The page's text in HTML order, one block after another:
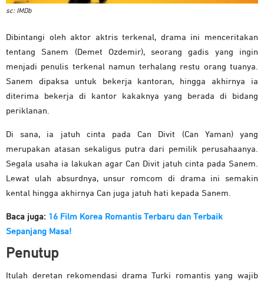
sc: IMDb
Dibintangi oleh aktor aktris terkenal, drama ini menceritakan
tentang Sanem (Demet Ozdemir), seorang gadis yang ingin
menjadi penulis terkenal namun terhalang restu orang tuanya.
Sanem dipaksa untuk bekerja kantoran, hingga akhirnya ia
diterima bekerja di kantor kakaknya yang berada di bidang
periklanan.
Di sana, ia jatuh cinta pada Can Divit (Can Yaman) yang
merupakan atasan sekaligus putra dari pemilik perusahaanya.
Segala usaha ia lakukan agar Can Divit jatuh cinta pada Sanem.
Lewat ulah absurdnya, unsur romcom di drama ini semakin
kental hingga akhirnya Can juga jatuh hati kepada Sanem.
Baca juga: 16 Film Korea Romantis Terbaru dan Terbaik
Sepanjang Masa!
Penutup
Itulah deretan rekomendasi drama Turki romantis yang wajib